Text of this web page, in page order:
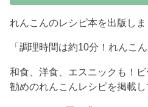
れんこんのレシピ本を出版しま
「調理時間は約10分！れんこ
和食、洋食、エスニックも！
勧めのれんこんレシピを掲載し